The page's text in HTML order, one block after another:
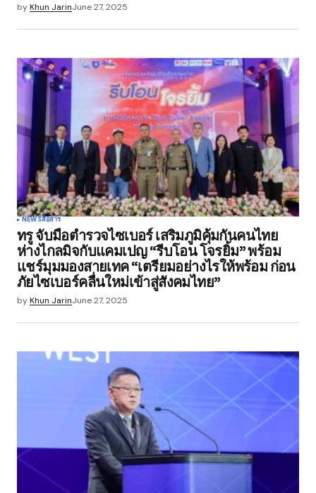
byKhun JarinJune 27, 2025
NEWSสื่อสาร
ทรู จับมือตำรวจไซเบอร์ เสริมภูมิคุ้มกันคนไทย
ห่างไกลมิจกับแคมเปญ “รีบโอน โจรยิ้ม” พร้อม
แชร์มุมมองสายเทค “เตรียมอย่างไรให้พร้อม ก่อน
ภัยไซเบอร์คลื่นใหม่เข้าสู่สังคมไทย”
byKhun JarinJune 27, 2025